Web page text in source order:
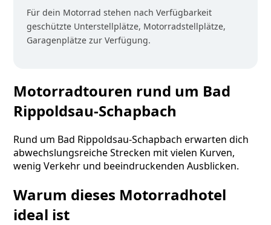
Für dein Motorrad stehen nach Verfügbarkeit
geschützte Unterstellplätze, Motorradstellplätze,
Garagenplätze zur Verfügung.
Motorradtouren rund um Bad
Rippoldsau-Schapbach
Rund um Bad Rippoldsau-Schapbach erwarten dich
abwechslungsreiche Strecken mit vielen Kurven,
wenig Verkehr und beeindruckenden Ausblicken.
Warum dieses Motorradhotel
ideal ist